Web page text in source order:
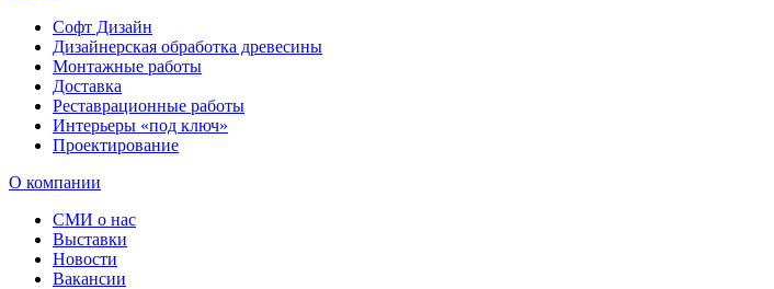
Софт Дизайн
Дизайнерская обработка древесины
Монтажные работы
Доставка
Реставрационные работы
Интерьеры «под ключ»
Проектирование
О компании
СМИ о нас
Выставки
Новости
Вакансии